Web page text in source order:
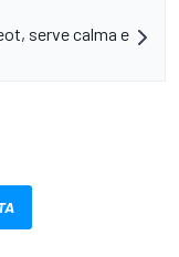
serve calma e